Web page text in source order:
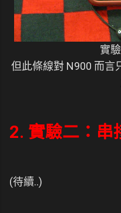
實
但此條線對 N900 而言
2. 實驗二：串
(待續..)